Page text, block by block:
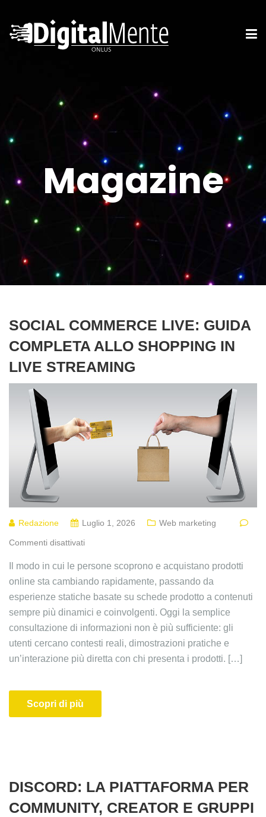
Magazine
SOCIAL COMMERCE LIVE: GUIDA
COMPLETA ALLO SHOPPING IN
LIVE STREAMING
Redazione Luglio 1, 2026 Web marketing
Commenti disattivati
Il modo in cui le persone scoprono e acquistano prodotti
online sta cambiando rapidamente, passando da
esperienze statiche basate su schede prodotto a contenuti
sempre più dinamici e coinvolgenti. Oggi la semplice
consultazione di informazioni non è più sufficiente: gli
utenti cercano contesti reali, dimostrazioni pratiche e
un’interazione più diretta con chi presenta i prodotti. […]
Scopri di più
DISCORD: LA PIATTAFORMA PER
COMMUNITY, CREATOR E GRUPPI